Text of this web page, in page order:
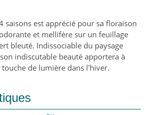
saisons est apprécié pour sa floraison
et mellifère sur un feuillage
bleuté. Indissociable du paysage
indiscutable beauté apportera à
de lumière dans l'hiver.